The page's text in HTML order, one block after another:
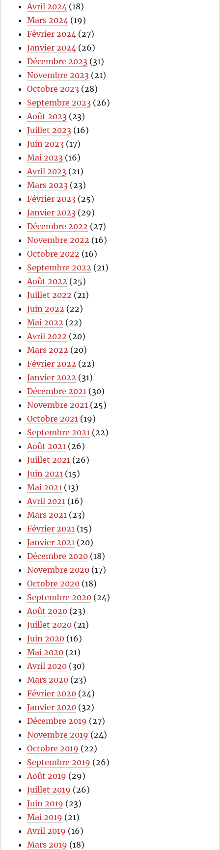
Avril 2024 (18)
Mars 2024 (19)
Février 2024 (27)
Janvier 2024 (26)
Décembre 2023 (31)
Novembre 2023 (21)
Octobre 2023 (28)
Septembre 2023 (26)
Août 2023 (23)
Juillet 2023 (16)
Juin 2023 (17)
Mai 2023 (16)
Avril 2023 (21)
Mars 2023 (23)
Février 2023 (25)
Janvier 2023 (29)
Décembre 2022 (27)
Novembre 2022 (16)
Octobre 2022 (16)
Septembre 2022 (21)
Août 2022 (25)
Juillet 2022 (21)
Juin 2022 (22)
Mai 2022 (22)
Avril 2022 (20)
Mars 2022 (20)
Février 2022 (22)
Janvier 2022 (31)
Décembre 2021 (30)
Novembre 2021 (25)
Octobre 2021 (19)
Septembre 2021 (22)
Août 2021 (26)
Juillet 2021 (26)
Juin 2021 (15)
Mai 2021 (13)
Avril 2021 (16)
Mars 2021 (23)
Février 2021 (15)
Janvier 2021 (20)
Décembre 2020 (18)
Novembre 2020 (17)
Octobre 2020 (18)
Septembre 2020 (24)
Août 2020 (23)
Juillet 2020 (21)
Juin 2020 (16)
Mai 2020 (21)
Avril 2020 (30)
Mars 2020 (23)
Février 2020 (24)
Janvier 2020 (32)
Décembre 2019 (27)
Novembre 2019 (24)
Octobre 2019 (22)
Septembre 2019 (26)
Août 2019 (29)
Juillet 2019 (26)
Juin 2019 (23)
Mai 2019 (21)
Avril 2019 (16)
Mars 2019 (18)